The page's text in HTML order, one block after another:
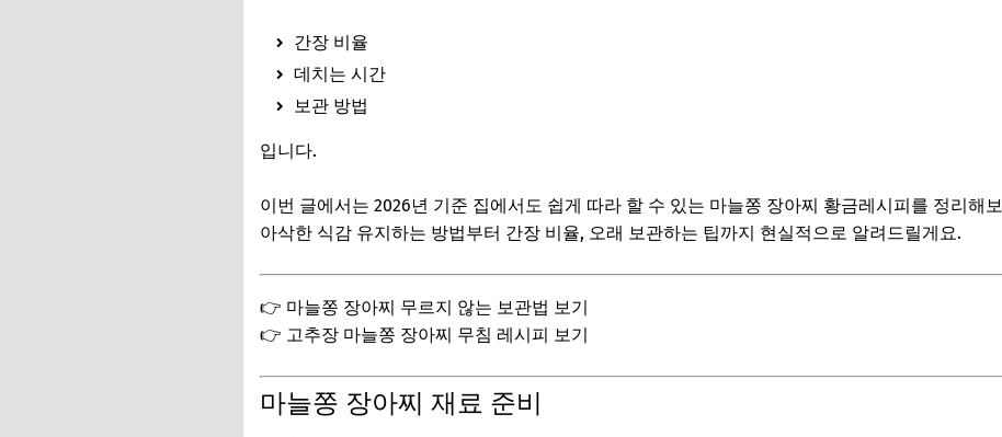
간장 비율
데치는 시간
보관 방법
입니다.
이번 글에서는 2026년 기준 집에서도 쉽게 따라 할 수 있는 마늘쫑 장아찌 황금레시피를 정리해
아삭한 식감 유지하는 방법부터 간장 비율, 오래 보관하는 팁까지 현실적으로 알려드릴게요.
👉 마늘쫑 장아찌 무르지 않는 보관법 보기
👉 고추장 마늘쫑 장아찌 무침 레시피 보기
마늘쫑 장아찌 재료 준비